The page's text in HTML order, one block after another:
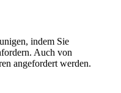
indem Sie
Auch von
angefordert werden.